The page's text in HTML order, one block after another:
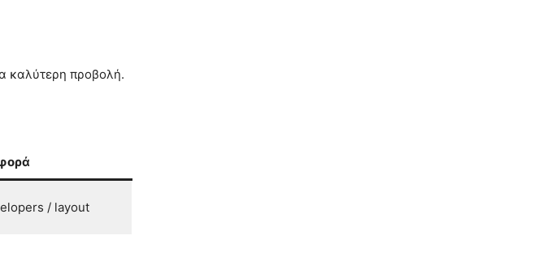
καλύτερη προβολή.
/ layout